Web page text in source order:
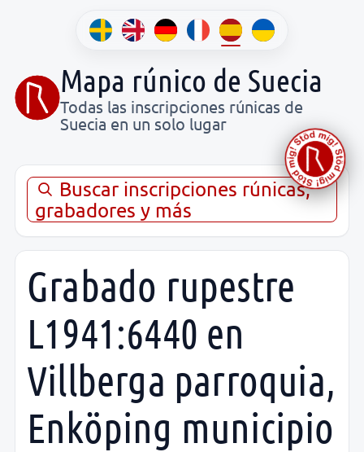
Mapa rúnico de Suecia
Todas las inscripciones rúnicas de
Suecia en un solo lugar
Buscar inscripciones rúnicas,
grabadores y más
Grabado rupestre
L1941:6440 en
Villberga parroquia,
Enköping municipio